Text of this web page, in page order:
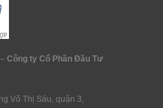
Công ty Cổ Phần Đầu Tư
Võ Thị Sáu, quận 3,